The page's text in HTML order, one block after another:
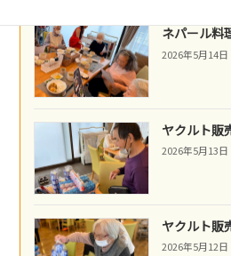
ネパール料
2026年5月14日
ヤクルト
2026年5月13日
ヤクルト販
2026年5月12日